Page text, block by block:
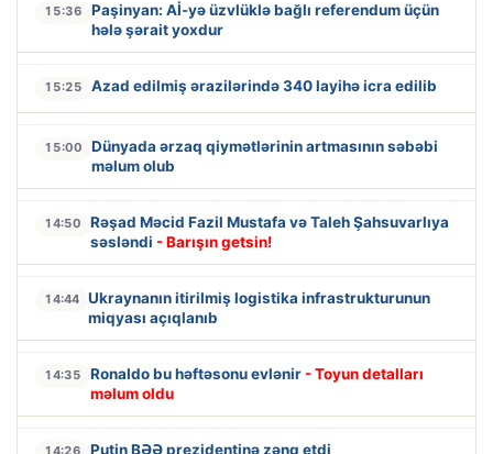
15:36
Paşinyan: Aİ-yə üzvlüklə bağlı referendum üçün
hələ şərait yoxdur
15:25 Azad edilmiş ərazilərində 340 layihə icra edilib
15:00
Dünyada ərzaq qiymətlərinin artmasının səbəbi
məlum olub
14:50
Rəşad Məcid Fazil Mustafa və Taleh Şahsuvarlıya
səsləndi - Barışın getsin!
14:44 Ukraynanın itirilmiş logistika infrastrukturunun
miqyası açıqlanıb
14:35 Ronaldo bu həftəsonu evlənir - Toyun detalları
məlum oldu
14:26 Putin BƏƏ prezidentinə zəng etdi